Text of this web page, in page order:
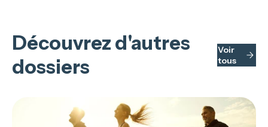
Découvrez d'autres
dossiers
Voir
tous